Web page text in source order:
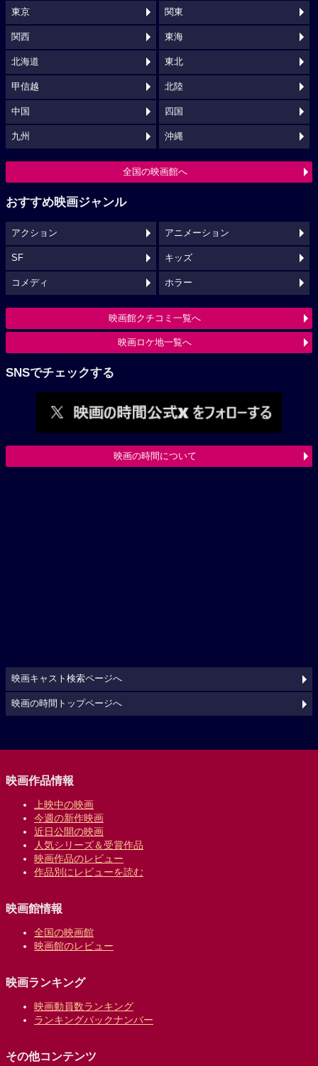
東京 関東
関西 東海
北海道 東北
甲信越 北陸
中国 四国
九州 沖縄
全国の映画館へ
おすすめ映画ジャンル
アクション アニメーション
SF キッズ
コメディ ホラー
映画館クチコミ一覧へ
映画ロケ地一覧へ
SNSでチェックする
映画の時間について
映画キャスト検索ページへ
映画の時間トップページへ
映画作品情報
上映中の映画
今週の新作映画
近日公開の映画
人気シリーズ＆受賞作品
映画作品のレビュー
作品別にレビューを読む
映画館情報
全国の映画館
映画館のレビュー
映画ランキング
映画動員数ランキング
ランキングバックナンバー
その他コンテンツ